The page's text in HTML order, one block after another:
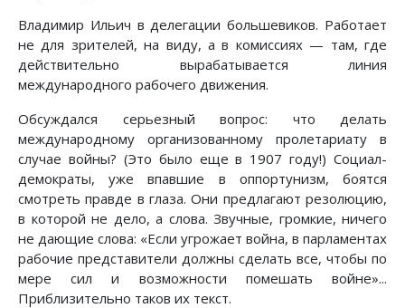
Владимир Ильич в делегации большевиков. Работает
не для зрителей, на виду, а в комиссиях — там, где
действительно вырабатывается линия
международного рабочего движения.
Обсуждался серьезный вопрос: что делать
международному организованному пролетариату в
случае войны? (Это было еще в 1907 году!) Социал-
демократы, уже впавшие в оппортунизм, боятся
смотреть правде в глаза. Они предлагают резолюцию,
в которой не дело, а слова. Звучные, громкие, ничего
не дающие слова: «Если угрожает война, в парламентах
рабочие представители должны сделать все, чтобы по
мере сил и возможности помешать войне»...
Приблизительно таков их текст.